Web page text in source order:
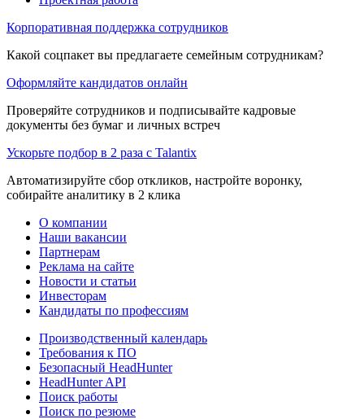
Корпоративная поддержка сотрудников
Какой соцпакет вы предлагаете семейным сотрудникам?
Оформляйте кандидатов онлайн
Проверяйте сотрудников и подписывайте кадровые
документы без бумаг и личных встреч
Ускорьте подбор в 2 раза с Talantix
Автоматизируйте сбор откликов, настройте воронку,
собирайте аналитику в 2 клика
О компании
Наши вакансии
Партнерам
Реклама на сайте
Новости и статьи
Инвесторам
Кандидаты по профессиям
Производственный календарь
Требования к ПО
Безопасный HeadHunter
HeadHunter API
Поиск работы
Поиск по резюме